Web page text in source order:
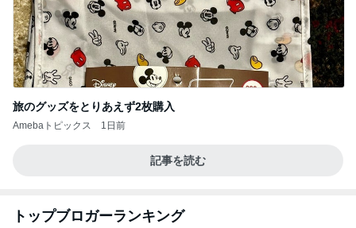
旅のグッズをとりあえず2枚購入
Amebaトピックス 1日前
記事を読む
トップブロガーランキング